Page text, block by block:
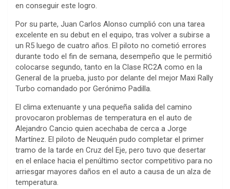
en conseguir este logro.
Por su parte, Juan Carlos Alonso cumplió con una tarea
excelente en su debut en el equipo, tras volver a subirse a
un R5 luego de cuatro años. El piloto no cometió errores
durante todo el fin de semana, desempeño que le permitió
colocarse segundo, tanto en la Clase RC2A como en la
General de la prueba, justo por delante del mejor Maxi Rally
Turbo comandado por Gerónimo Padilla.
El clima extenuante y una pequeña salida del camino
provocaron problemas de temperatura en el auto de
Alejandro Cancio quien acechaba de cerca a Jorge
Martínez. El piloto de Neuquén pudo completar el primer
tramo de la tarde en Cruz del Eje, pero tuvo que desertar
en el enlace hacia el penúltimo sector competitivo para no
arriesgar mayores daños en el auto a causa de un alza de
temperatura.